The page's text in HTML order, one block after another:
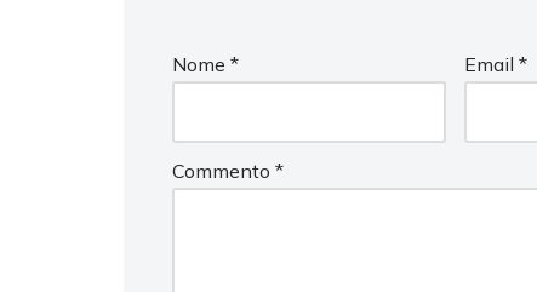
Nome * Email*
Commento *